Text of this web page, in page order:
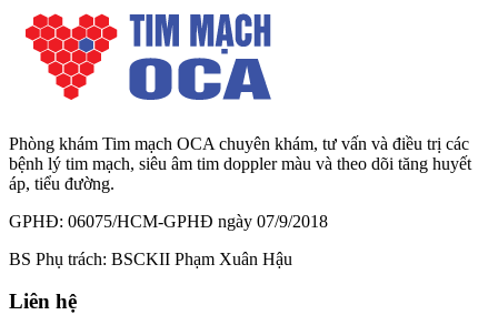
Phòng khám Tim mạch OCA chuyên khám, tư vấn và điều trị các
bệnh lý tim mạch, siêu âm tim doppler màu và theo dõi tăng huyết
áp, tiểu đường.
GPHĐ: 06075/HCM-GPHĐ ngày 07/9/2018
BS Phụ trách: BSCKII Phạm Xuân Hậu
Liên hệ